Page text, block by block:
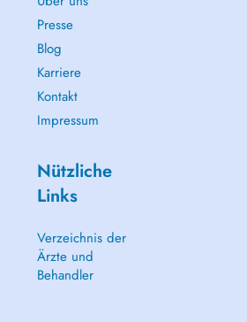
Presse
Blog
Karriere
Kontakt
Impressum
Nützliche
Links
Verzeichnis der
Ärzte und
Behandler